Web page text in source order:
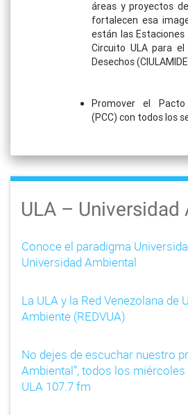
áreas y proyectos
fortalecen esa
están las
Circuito ULA para
Desechos
Promover el
(PCC) con todos los
ULA – Universidad
Conoce el paradigma
Universidad Ambiental
La ULA y la Red Venezolana de
Ambiente (REDVUA)
No dejes de escuchar nuestro
Ambiental”, todos los
ULA 107.7 fm